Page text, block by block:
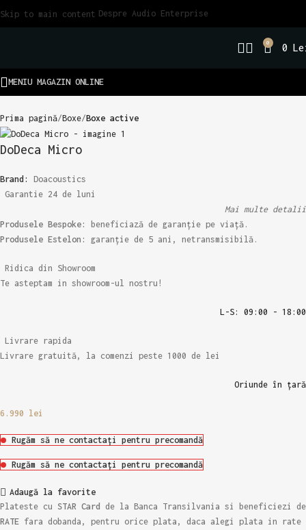
Skip to main content Despre Audio Enterprise
0 0
MENIU MAGAZIN ONLINE
Prima pagină Boxe Boxe active
DoDeca Micro
Brand: Doacoustics
Garantie 24 de luni
Mai multe detalii
Produsele Bespoke:
beneficiază de garanție pe viață.
Produsele Estelon:
garanție de 5 ani, netransmisibilă.
Ridica din Showroom
Te asteptam in showroom-ul nostru!
L-S: 09:00 - 18:00
Livrare rapida
Livrare gratuită, la comenzi peste 1000 de lei
Oriunde în țară
6.990 lei
Rugăm să ne contactați pentru precomandă
Rugăm să ne contactați pentru precomandă
Adaugă la favorite
Plateste cu STAR Card de la Banca Transilvania si beneficiezi de
RATE fara dobanda, pentru orice plata, daca alegi plata in rate